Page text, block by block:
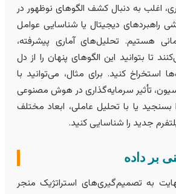
به دنبال کشف الگوهای نوظهور در
دیجیتال یا شناسایی عوامل
تحلیل‌های آماری پیشرفته،
بتوانید این الگوهای پنهان را از دل
کنید. برای مثال، می‌توانید با
تأثیر سرمایه‌گذاری در هوش مصنوعی
یا با تحلیل عاملی، ابعاد مختلف
جدید را شناسایی کنید.
داده
تصمیم‌گیری‌های استراتژیک منجر